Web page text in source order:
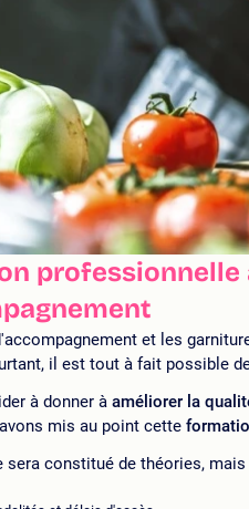
professionnelle
et les
il est tout à fait possible
à donner à améliorer la
mis au point cette
sera constitué de théories,